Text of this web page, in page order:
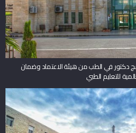
دكتور في الطب من هيئة الاعتماد وضمان
للتعليم الطبي